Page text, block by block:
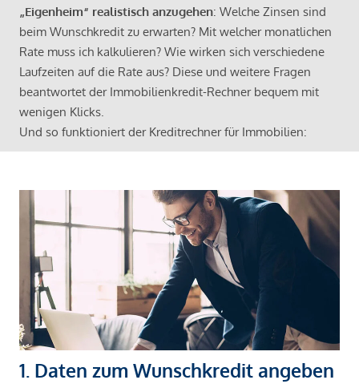
„Eigenheim“ realistisch anzugehen: Welche Zinsen sind
beim Wunschkredit zu erwarten? Mit welcher monatlichen
Rate muss ich kalkulieren? Wie wirken sich verschiedene
Laufzeiten auf die Rate aus? Diese und weitere Fragen
beantwortet der Immobilienkredit-Rechner bequem mit
wenigen Klicks.
Und so funktioniert der Kreditrechner für Immobilien:
1. Daten zum Wunschkredit angeben